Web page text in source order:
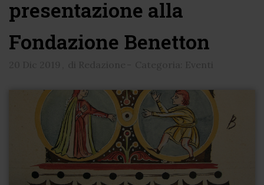
presentazione alla
Fondazione Benetton